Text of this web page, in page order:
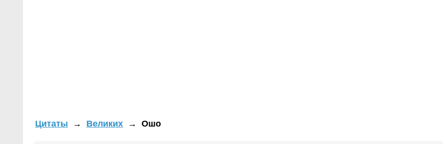
Цитаты → Великих → Ошо